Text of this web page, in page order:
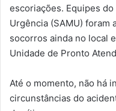
escoriações. Equipes
Urgência (SAMU) foram
socorros ainda no local
Unidade de Pronto
Até o momento, não há
circunstâncias do